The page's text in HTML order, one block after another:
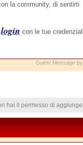
la community, di sentirti
login con le tue credenziali
Guest Message by
hai il permesso di